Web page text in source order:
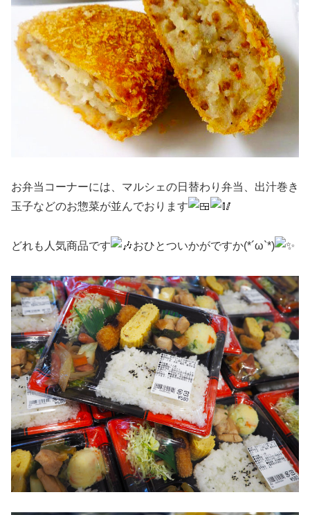
お弁当コーナーには、マルシェの日替わり弁当、出汁巻き
玉子などのお惣菜が並んでおります
どれも人気商品です おひとついかがですか(*´ω`*)